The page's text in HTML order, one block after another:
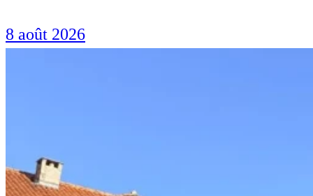
8 août 2026